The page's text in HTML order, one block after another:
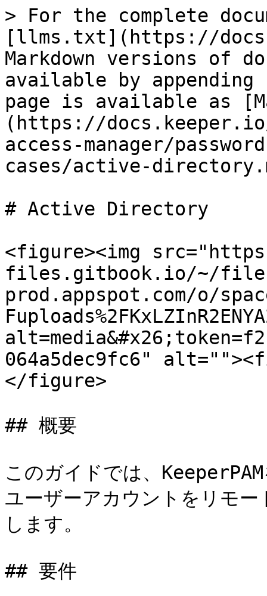
> For the complete
[llms.txt](https://
Markdown versions of
available by
page is available as
(https://
access-manager/
cases/active-
# Active Directory
<figure><img
files.gitbook.io/~/
prod.appspot.com/o/
064a5dec9fc6"
</figure>
## 概要
このガイドでは、
ユーザーアカウントをリモ
します。
## 要件